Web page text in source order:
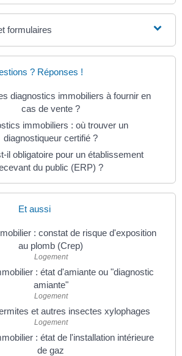
formulaires
? Réponses !
diagnostics immobiliers à fournir en
cas de vente ?
immobiliers : où trouver un
diagnostiqueur certifié ?
il obligatoire pour un établissement
du public (ERP) ?
Et aussi
: constat de risque d'exposition
au plomb (Crep)
Logement
: état d'amiante ou "diagnostic
amiante"
Logement
et autres insectes xylophages
Logement
: état de l'installation intérieure
de gaz